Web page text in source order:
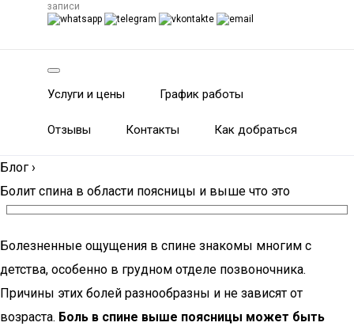
записи
Услуги и цены График работы
Отзывы Контакты Как добраться
Блог ›
Болит спина в области поясницы и выше что это
Болезненные ощущения в спине знакомы многим с
детства, особенно в грудном отделе позвоночника.
Причины этих болей разнообразны и не зависят от
возраста. Боль в спине выше поясницы может быть